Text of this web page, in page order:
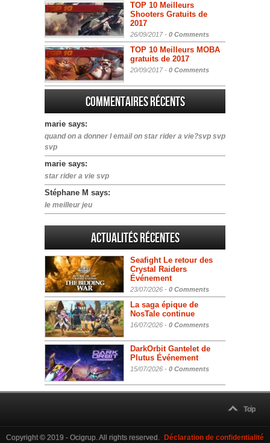
TOP 10 Meilleurs
Shooters Gratuits de
2017
26/09/2017 - 0 Comments
TOP 10 Meilleurs MOBA
gratuits de 2017
20/09/2017 - 0 Comments
Commentaires récents
marie says:
quand on a donner l email on star rider a vie?svp svp
svp
marie says:
star rider a vie svp
Stéphane M says:
le meilleur jeu
Actualités Récentes
Seafight Le retour des
Crystal Raiders
Événement
23/07/2026 - 0 Comments
La saga épique de
NosTale continue
16/07/2026 - 0 Comments
DarkOrbit Gantelet de
Plutus Événement
15/07/2026 - 0 Comments
Top
Copyright © 2019 - Ocigrup. All rights reserved. Déclaration de confidentialité